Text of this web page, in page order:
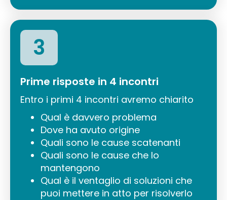
3
Prime risposte in 4 incontri
Entro i primi 4 incontri avremo chiarito
Qual è davvero problema
Dove ha avuto origine
Quali sono le cause scatenanti
Quali sono le cause che lo
mantengono
Qual è il ventaglio di soluzioni che
puoi mettere in atto per risolverlo